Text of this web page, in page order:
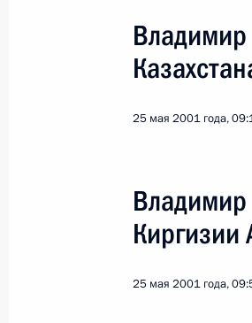
Владимир
25 мая 2001 года,
Владимир
25 мая 2001 года,